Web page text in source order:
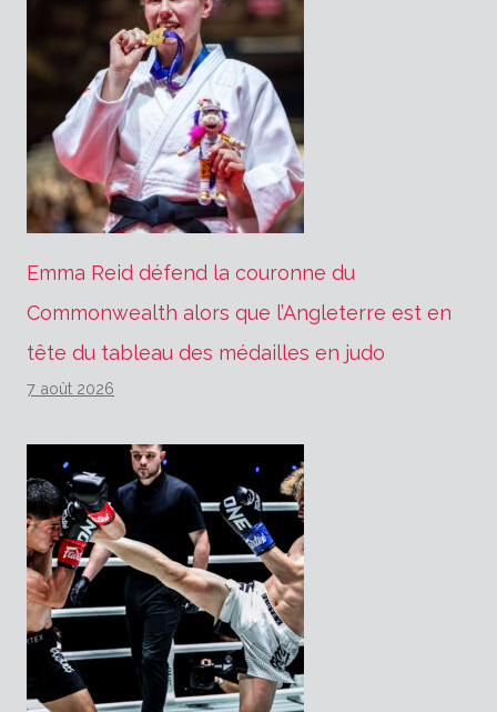
Emma Reid défend la couronne du
Commonwealth alors que l’Angleterre est en
tête du tableau des médailles en judo
7 août 2026